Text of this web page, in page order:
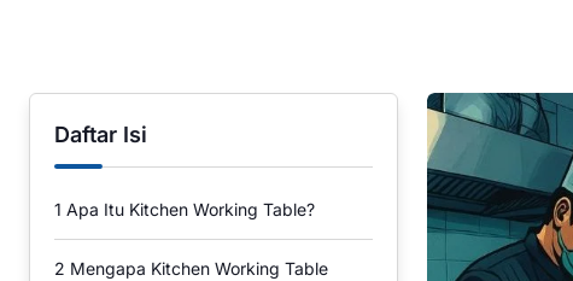
Daftar Isi
1 Apa Itu Kitchen Working Table?
2 Mengapa Kitchen Working Table